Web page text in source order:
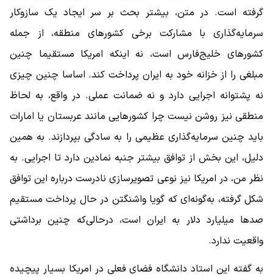
گرفته است. در متن، بیشتر بحث بر سر ایجاد یک سازوکار
سرمایه‌گذاری با مشارکت برخی کشورهای منطقه، از جمله
کشورهای خلیج‌فارس است، نه اینکه امریکا مستقیما چنین
مبلغی را از خزانه خود به ایران پرداخت کند. اساسا چنین چیزی
نه پشتوانه اجرایی دارد و نه ضمانت عملی. در واقع، به لحاظ
منطقی نیز روشن نیست چرا کشورهایی مانند عربستان یا امارات
باید چنین سرمایه‌گذاری عظیمی را به ‌سادگی بپردازند. به همین
دلیل، این بخش از توافق بیشتر جنبه نمادین دارد تا اجرایی. به
نظر من، در امریکا نیز نوعی تصویرسازی نادرست درباره این توافق
شکل گرفته، به‌گونه‌ای که گویا واشنگتن در حال پرداخت مستقیم
صدها میلیارد دلار به ایران است، در‌حالی‌که چنین برداشتی
واقعیت ندارد.
به گفته این استاد دانشگاه فضای فعلی در امریکا بسیار پیچیده